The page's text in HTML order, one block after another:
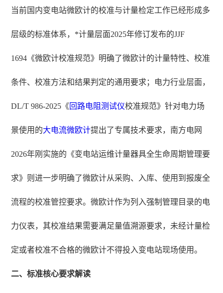
当前国内变电站微欧计的校准与计量检定工作已经形成多
层级的标准体系，*计量层面2025年修订发布的JJF
1694《微欧计校准规范》明确了微欧计的计量特性、校准
条件、校准方法和结果判定的通用要求；电力行业层面，
DL/T 986-2025《回路电阻测试仪校准规范》针对电力场
景使用的大电流微欧计提出了专属技术要求，南方电网
2026年刚实施的《变电站运维计量器具全生命周期管理要
求》则进一步明确了微欧计从采购、入库、使用到报废全
流程的校准管控要求。微欧计作为列入强制管理目录的电
力仪表，其校准结果需要满足量值溯源要求，未经计量检
定或者校准不合格的微欧计不得投入变电站现场使用。
二、标准核心要求解读